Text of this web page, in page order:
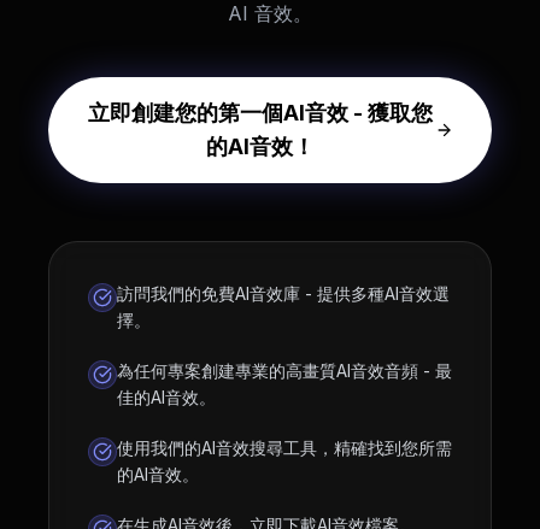
AI 音效。
立即創建您的第一個AI音效 - 獲取您
的AI音效！
訪問我們的免費AI音效庫 - 提供多種AI音效選
擇。
為任何專案創建專業的高畫質AI音效音頻 - 最
佳的AI音效。
使用我們的AI音效搜尋工具，精確找到您所需
的AI音效。
在生成AI音效後，立即下載AI音效檔案。